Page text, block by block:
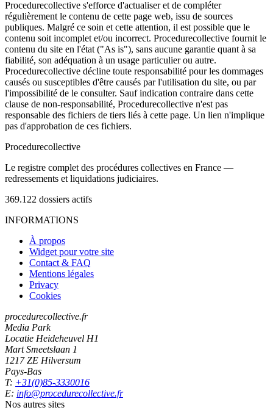
Procedurecollective s'efforce d'actualiser et de compléter
régulièrement le contenu de cette page web, issu de sources
publiques. Malgré ce soin et cette attention, il est possible que le
contenu soit incomplet et/ou incorrect. Procedurecollective fournit le
contenu du site en l'état ("As is"), sans aucune garantie quant à sa
fiabilité, son adéquation à un usage particulier ou autre.
Procedurecollective décline toute responsabilité pour les dommages
causés ou susceptibles d'être causés par l'utilisation du site, ou par
l'impossibilité de le consulter. Sauf indication contraire dans cette
clause de non-responsabilité, Procedurecollective n'est pas
responsable des fichiers de tiers liés à cette page. Un lien n'implique
pas d'approbation de ces fichiers.
Procedurecollective
Le registre complet des procédures collectives en France —
redressements et liquidations judiciaires.
369.122 dossiers actifs
INFORMATIONS
À propos
Widget pour votre site
Contact & FAQ
Mentions légales
Privacy
Cookies
procedurecollective.fr
Media Park
Locatie Heideheuvel H1
Mart Smeetslaan 1
1217 ZE Hilversum
Pays-Bas
T: +31(0)85-3330016
E: info@procedurecollective.fr
Nos autres sites